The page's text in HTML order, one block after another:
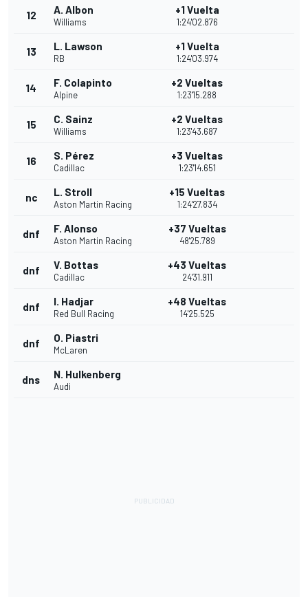
12 A. Albon
Williams
+1 Vuelta
1:24'02.876
13 L. Lawson
RB
+1 Vuelta
1:24'03.974
14 F. Colapinto
Alpine
+2 Vueltas
1:23'15.288
15 C. Sainz
Williams
+2 Vueltas
1:23'43.687
16 S. Pérez
Cadillac
+3 Vueltas
1:23'14.651
nc L. Stroll
Aston Martin Racing
+15 Vueltas
1:24'27.834
dnf F. Alonso
Aston Martin Racing
+37 Vueltas
48'25.789
dnf V. Bottas
Cadillac
+43 Vueltas
24'31.911
dnf I. Hadjar
Red Bull Racing
+48 Vueltas
14'25.525
dnf O. Piastri
McLaren
dns N. Hulkenberg
Audi